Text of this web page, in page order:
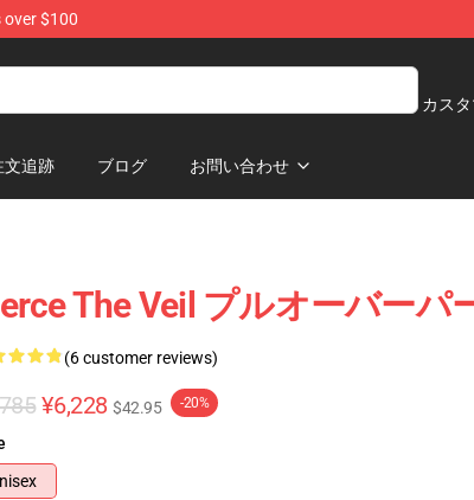
$100
カス
文追跡 ブログ お問い合わせ
The Veil プルオーバーパ
(6 customer reviews)
¥6,228 $42.95 -20%